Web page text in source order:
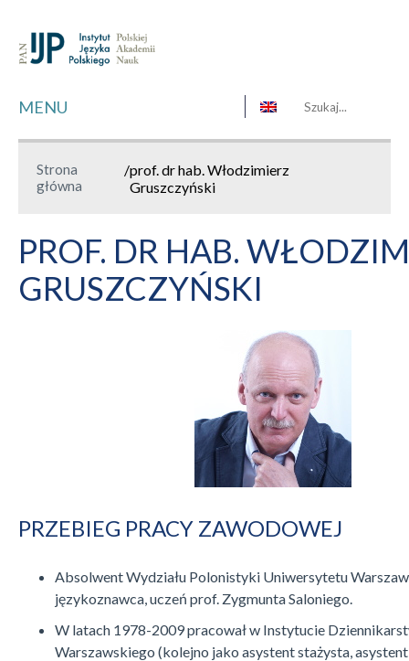
MENU
Strona
główna
/prof. dr hab. Włodzimierz
Gruszczyński
PROF. DR HAB.
GRUSZCZYŃSKI
PRZEBIEG PRACY ZAWODOWEJ
Absolwent Wydziału Polonistyki Uniwersytetu
językoznawca, uczeń prof. Zygmunta Saloniego.
W latach 1978-2009 pracował w Instytucie
Warszawskiego (kolejno jako asystent stażysta,